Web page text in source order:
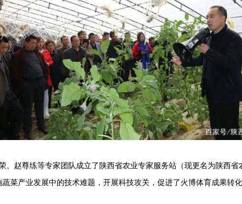
、赵尊练等专家团队成立了陕西省农业专家服务站（现更名为陕西
菜产业发展中的技术难题，开展科技攻关，促进了火博体育成果转